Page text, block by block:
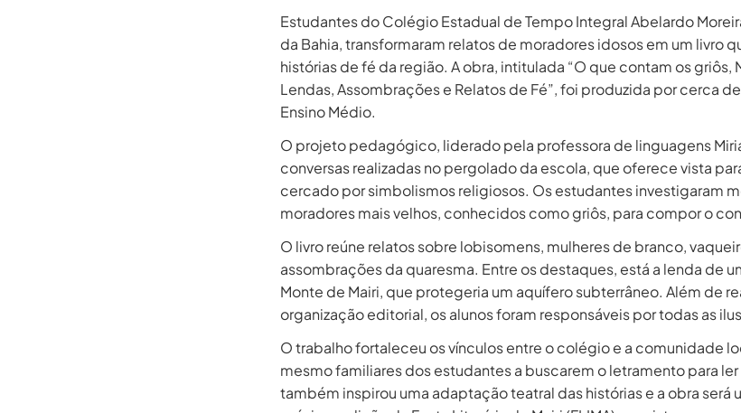
Estudantes do Colégio Estadual de Tempo Integral Abelardo
da Bahia, transformaram relatos de moradores idosos em um livro
histórias de fé da região. A obra, intitulada “O que contam os griôs,
Lendas, Assombrações e Relatos de Fé”, foi produzida por cerca
Ensino Médio.
O projeto pedagógico, liderado pela professora de linguagens
conversas realizadas no pergolado da escola, que oferece vista
cercado por simbolismos religiosos. Os estudantes investigaram
moradores mais velhos, conhecidos como griôs, para compor o
O livro reúne relatos sobre lobisomens, mulheres de branco,
assombrações da quaresma. Entre os destaques, está a lenda de
Monte de Mairi, que protegeria um aquífero subterrâneo. Além de
organização editorial, os alunos foram responsáveis por todas as
O trabalho fortaleceu os vínculos entre o colégio e a comunidade
mesmo familiares dos estudantes a buscarem o letramento para
também inspirou uma adaptação teatral das histórias e a obra será